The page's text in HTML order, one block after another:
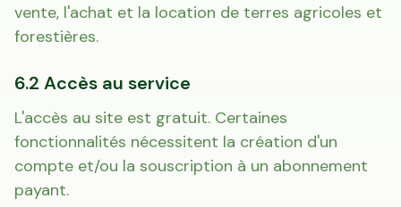
vente, l'achat et la location de terres agricoles et
forestières.
6.2 Accès au service
L'accès au site est gratuit. Certaines
fonctionnalités nécessitent la création d'un
compte et/ou la souscription à un abonnement
payant.
96 departements